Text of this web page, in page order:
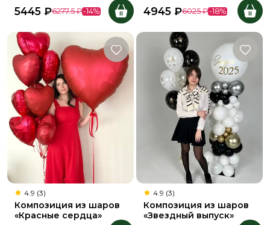
5445 ₽6277.5 ₽-14% 4945 ₽6025 ₽-18%
4.9 (3)
Композиция из шаров
«Красные сердца»
4.9 (3)
Композиция из шаров
«Звездный выпуск»